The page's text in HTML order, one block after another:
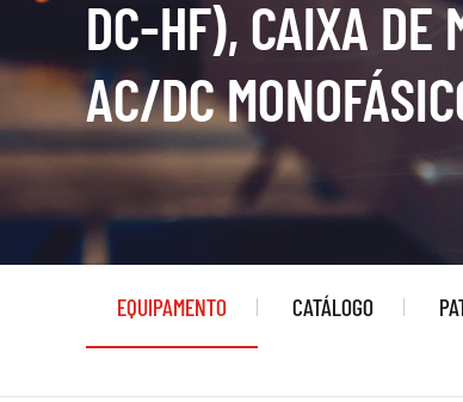
DC-HF), CAIXA DE
AC/DC
EQUIPAMENTO CATÁLOGO